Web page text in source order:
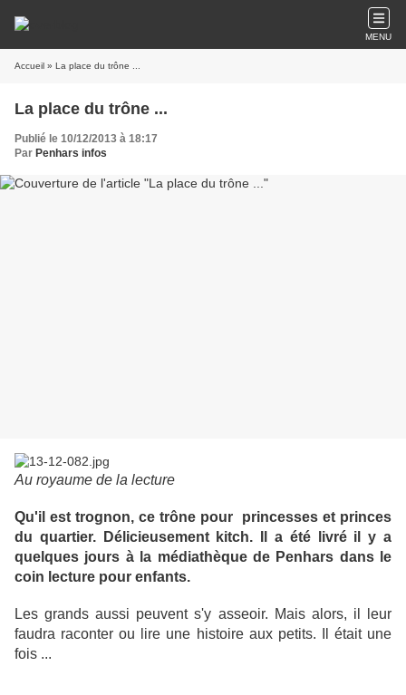
MENU
Accueil » La place du trône ...
La place du trône ...
Publié le 10/12/2013 à 18:17
Par Penhars infos
Au royaume de la lecture
Qu'il est trognon, ce trône pour princesses et princes
du quartier. Délicieusement kitch. Il a été livré il y a
quelques jours à la médiathèque de Penhars dans le
coin lecture pour enfants.
Les grands aussi peuvent s'y asseoir. Mais alors, il leur
faudra raconter ou lire une histoire aux petits. Il était une
fois ...